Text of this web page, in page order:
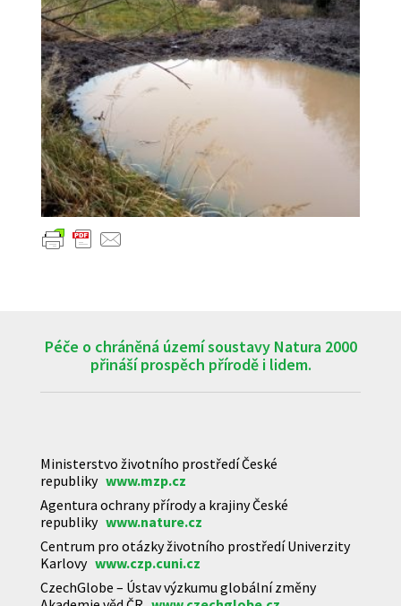
Péče o chráněná území soustavy Natura 2000
přináší prospěch přírodě i lidem.
Ministerstvo životního prostředí České
republiky www.mzp.cz
Agentura ochrany přírody a krajiny České
republiky www.nature.cz
Centrum pro otázky životního prostředí Univerzity
Karlovy www.czp.cuni.cz
CzechGlobe – Ústav výzkumu globální změny